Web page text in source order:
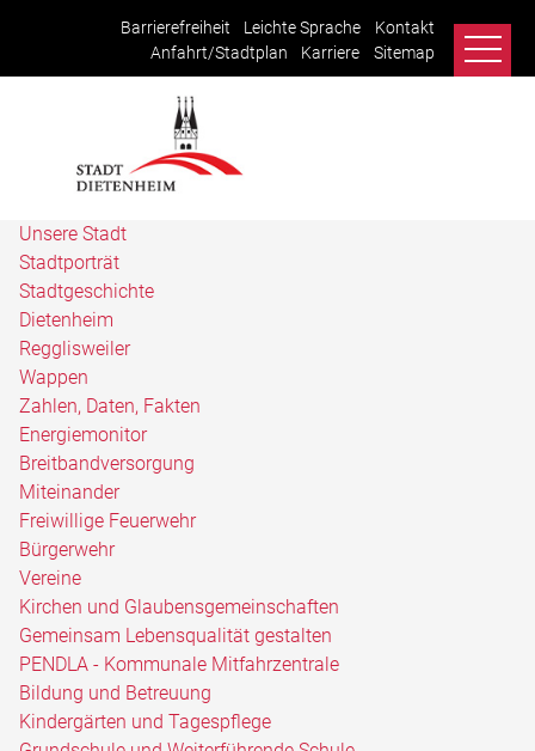
Barrierefreiheit Leichte Sprache
Kontakt
Anfahrt/Stadtplan
Karriere Sitemap
Unsere Stadt
Stadtporträt
Stadtgeschichte
Dietenheim
Regglisweiler
Wappen
Zahlen, Daten, Fakten
Energiemonitor
Breitbandversorgung
Miteinander
Freiwillige Feuerwehr
Bürgerwehr
Vereine
Kirchen und Glaubensgemeinschaften
Gemeinsam Lebensqualität gestalten
PENDLA - Kommunale Mitfahrzentrale
Bildung und Betreuung
Kindergärten und Tagespflege